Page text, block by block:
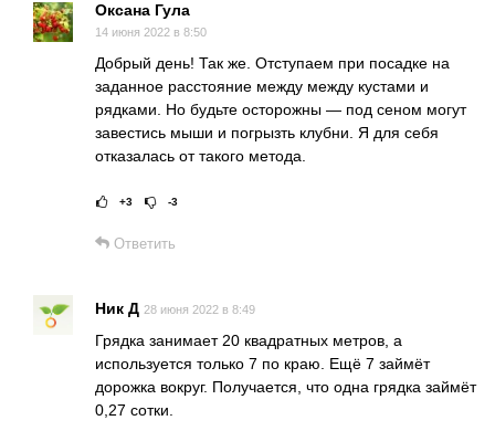
Оксана Гула
14 июня 2022 в 8:50
Добрый день! Так же. Отступаем при посадке на
заданное расстояние между между кустами и
рядками. Но будьте осторожны — под сеном могут
завестись мыши и погрызть клубни. Я для себя
отказалась от такого метода.
Рейтинг статьи:
+3 -3
Ответить
Ник Д 28 июня 2022 в 8:49
Грядка занимает 20 квадратных метров, а
используется только 7 по краю. Ещё 7 займёт
дорожка вокруг. Получается, что одна грядка займёт
0,27 сотки.